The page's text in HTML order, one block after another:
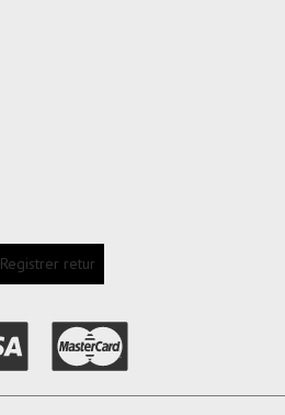
Registrer retur